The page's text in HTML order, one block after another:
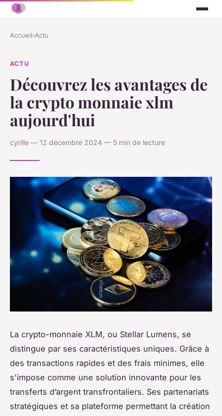
Accueil›Actu
ACTU
Découvrez les avantages de
la crypto monnaie xlm
aujourd'hui
cyrille — 12 décembre 2024 — 5 min de lecture
La crypto-monnaie XLM, ou Stellar Lumens, se
distingue par ses caractéristiques uniques. Grâce à
des transactions rapides et des frais minimes, elle
s'impose comme une solution innovante pour les
transferts d’argent transfrontaliers. Ses partenariats
stratégiques et sa plateforme permettant la création